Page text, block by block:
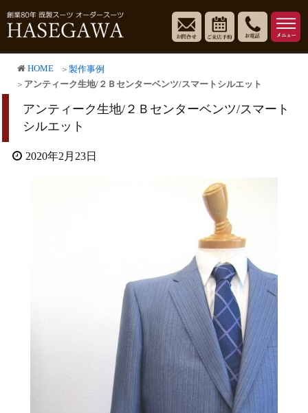
HOME
製作事例
アンティーク生地/２Ｂセンターベンツ/スマートシルエット
アンティーク生地/２Ｂセンターベンツ/スマート
シルエット
2020年2月23日